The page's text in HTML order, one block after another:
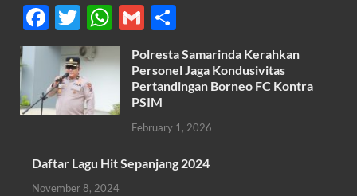
F
ac
e
b
o
k
T
w
itt
er
W
h
at
s
A
p
G
m
ail
h
ar
e
Polresta Samarinda Kerahkan
Personel Jaga Kondusivitas
Pertandingan Borneo FC Kontra
PSIM
February 1, 2026
Daftar Lagu Hit Sepanjang 2024
November 8, 2024